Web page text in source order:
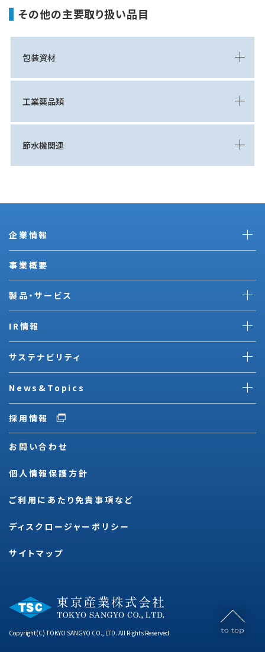
その他の主要取り扱い品目
包装資材
工業薬品類
節水機関連
企業情報
事業概要
製品・サービス
IR情報
サステナビリティ
News&Topics
採用情報
お問い合わせ
個人情報保護方針
ご利用にあたり免責事項など
ディスクロージャーポリシー
サイトマップ
Copyright(C) TOKYO SANGYO CO., LTD. All Rights Reserved.